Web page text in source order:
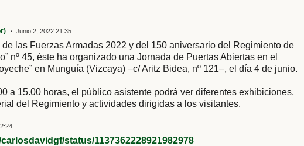
Junio 2, 2022 21:35
las Fuerzas Armadas 2022 y del 150 aniversario del Regimiento de
nº 45, éste ha organizado una Jornada de Puertas Abiertas en el
en Munguía (Vizcaya) –c/ Aritz Bidea, nº 121–, el día 4 de junio.
a 15.00 horas, el público asistente podrá ver diferentes exhibiciones,
del Regimiento y actividades dirigidas a los visitantes.
status/1137362228921982978